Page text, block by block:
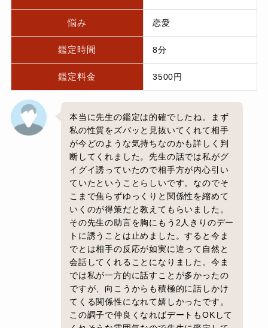
悩み 恋愛
鑑定時間 8分
鑑定料金 3500円
本当に先生の鑑定は的確でしたね。まず
私の性質をズバッと見抜いてくれて相手
が今どのような気持ちなのかも詳しく判
断してくれました。先生の話では私がグ
イグイ誘っていたので相手方が内心引い
ていたということらしいです。なのでそ
こまで焦らずゆっくりと関係性を縮めて
いくのが得策だと教えてもらいました。
その先生の助言を胸にもう2人きりのデー
トに誘うことは止めました。すると今ま
でとは相手の反応が如実に違って自然と
会話してくれることになりました。今ま
では私が一方的に話すことが多かったの
ですが、向こうからも積極的に話しかけ
てくる関係性になれて嬉しかったです。
この調子で仲良くなればデートもOKして